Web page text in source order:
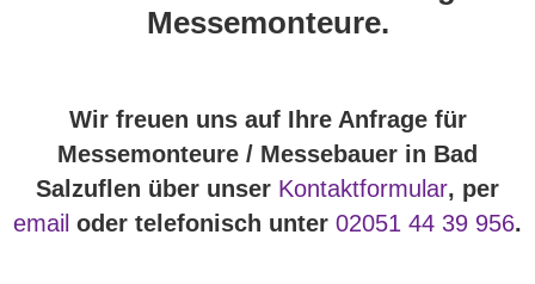
Messemonteure.
Wir freuen uns auf Ihre Anfrage für
Messemonteure / Messebauer in Bad
Salzuflen über unser Kontaktformular, per
email oder telefonisch unter 02051 44 39 956.